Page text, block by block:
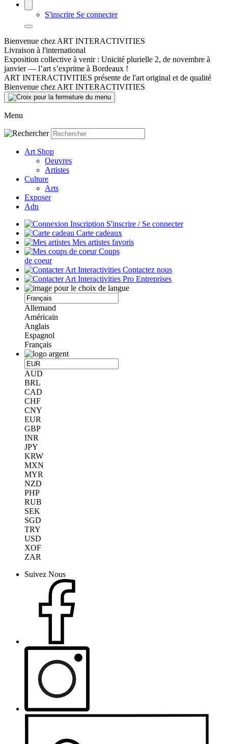
S'inscrire Se connecter
Bienvenue chez ART INTERACTIVITIES
Livraison à l'international
Exposition collective à venir : Unicité plurielle 2, de novembre à
janvier — l’art s’exprime à Bordeaux !
ART INTERACTIVITIES présente de l'art original et de qualité
Bienvenue chez ART INTERACTIVITIES
Menu
Art Shop
Oeuvres
Artistes
Culture
Arts
Exposer
Adn
S'inscrire / Se connecter
Carte cadeaux
Mes artistes favoris
Coups
de coeur
Contactez nous
Entreprises
Allemand
Américain
Anglais
Espagnol
Français
AUD
BRL
CAD
CHF
CNY
EUR
GBP
INR
JPY
KRW
MXN
MYR
NZD
PHP
RUB
SEK
SGD
TRY
USD
XOF
ZAR
Suivez Nous